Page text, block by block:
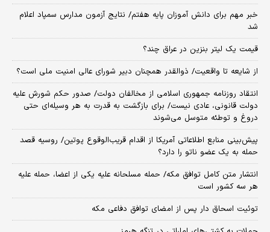
خبر مهم برای دانش آموزان پایه هفتم/ نتایج آزمون مدارس سمپاد اعلام
شد
قیمت یک لیتر بنزین در عراق چند؟
از شایعه تا واقعیت/ ذوالقدر همچنان دبیر شورای ‌عالی امنیت ملی است؟
انتقاد روزنامه جمهوری اسلامی از مخالفان دولت/ صدور حکم شورش علیه
دولت قانونی، عادی نیست/ برای بازگشت به قدرت به هر وسیله‌ای حتی
دروغ و توطئه متوسل می‌شوند
پیش‌بینی منابع اطلاعاتی آمریکا از اقدام قریب‌الوقوع پوتین/ روسیه قصد
حمله به یک عضو ناتو را دارد؟
انتشار متن کامل توافق مکه/ حمله مسلحانه علیه یکی از اعضا، حمله علیه
هر سه کشور است
توئیت اسحاق دار پس از امضای توافق دفاعی مکه